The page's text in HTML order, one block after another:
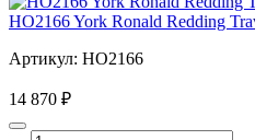
HO2166 York Ronald Redding
Артикул: HO2166
14 870 ₽